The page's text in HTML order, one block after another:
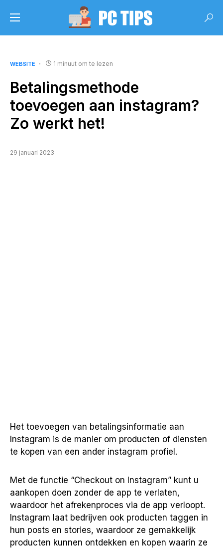
WEBSITE 1 minuut om te lezen
Betalingsmethode
toevoegen aan instagram?
Zo werkt het!
29 januari 2023
Het toevoegen van betalingsinformatie aan
Instagram is de manier om producten of diensten
te kopen van een ander instagram profiel.
Met de functie “Checkout on Instagram” kunt u
aankopen doen zonder de app te verlaten,
waardoor het afrekenproces via de app verloopt.
Instagram laat bedrijven ook producten taggen in
hun posts en stories, waardoor ze gemakkelijk
producten kunnen ontdekken en kopen waarin ze